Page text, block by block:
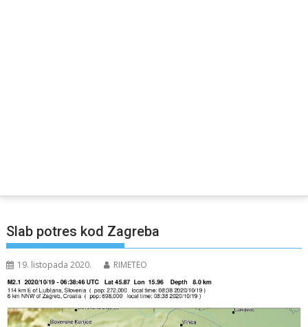
Slab potres kod Zagreba
19. listopada 2020. RIMETEO